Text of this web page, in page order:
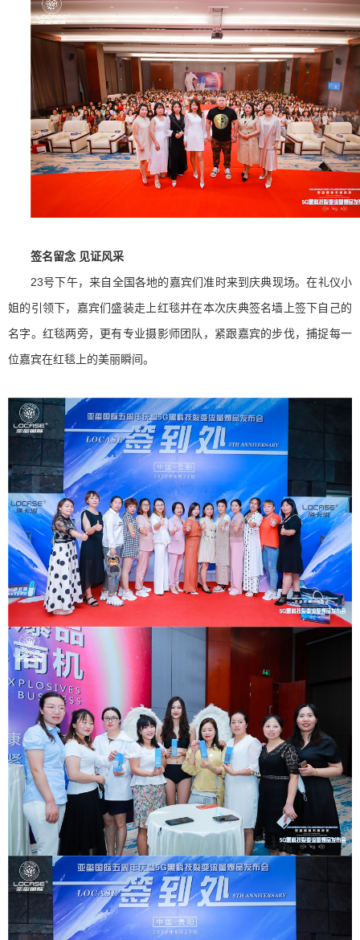
签名留念 见证风采
23号下午，来自全国各地的嘉宾们准时来到庆典现场。在礼仪小
姐的引领下，嘉宾们盛装走上红毯并在本次庆典签名墙上签下自己的
名字。红毯两旁，更有专业摄影师团队，紧跟嘉宾的步伐，捕捉每一
位嘉宾在红毯上的美丽瞬间。